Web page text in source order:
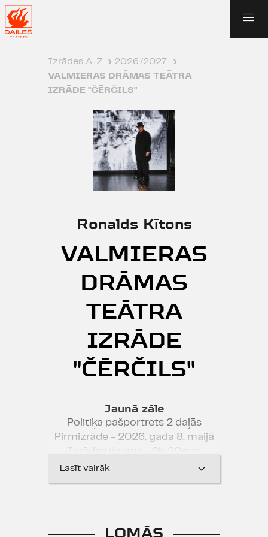
Izrādes A-Z › 2026./2027. ›
VALMIERAS DRĀMAS TEĀTRA
IZRĀDE "ČĒRČILS"
Ronalds Kītons
VALMIERAS
DRĀMAS
TEĀTRA
IZRĀDE
"ČĒRČILS"
Jaunā zāle
Politiķa pašportrets 2 daļās
Pirmizrāde - 2026. gada 8. maijā
Izrādes ilgums - 2h 20min
Es esmu gatavs satikties ar
pārbaudījumam satikt mani, ir cita
Lasīt vairāk